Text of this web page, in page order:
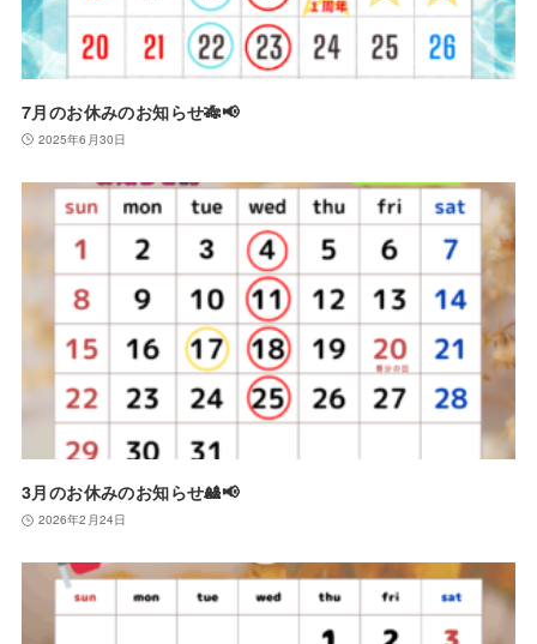
7月のお休みのお知らせ🎋📢
2025年6月30日
3月のお休みのお知らせ🎎📢
2026年2月24日